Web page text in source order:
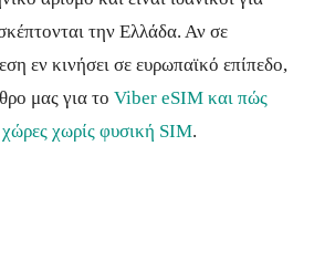
την Ελλάδα. Αν σε
εν κινήσει σε ευρωπαϊκό επίπεδο,
μας για το Viber eSIM και πώς
χώρες χωρίς φυσική SIM.